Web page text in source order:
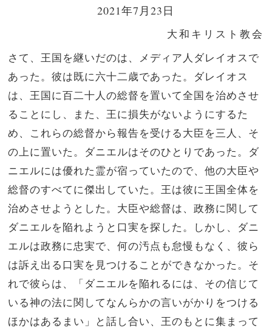
2021年7月23日
大和キリスト教会
さて、王国を継いだのは、メディア人ダレイオスで
あった。彼は既に六十二歳であった。ダレイオス
は、王国に百二十人の総督を置いて全国を治めさせ
ることにし、また、王に損失がないようにするた
め、これらの総督から報告を受ける大臣を三人、そ
の上に置いた。ダニエルはそのひとりであった。ダ
ニエルには優れた霊が宿っていたので、他の大臣や
総督のすべてに傑出していた。王は彼に王国全体を
治めさせようとした。大臣や総督は、政務に関して
ダニエルを陥れようと口実を探した。しかし、ダニ
エルは政務に忠実で、何の汚点も怠慢もなく、彼ら
は訴え出る口実を見つけることができなかった。そ
れで彼らは、「ダニエルを陥れるには、その信じて
いる神の法に関してなんらかの言いがかりをつける
ほかはあるまい」と話し合い、王のもとに集まって